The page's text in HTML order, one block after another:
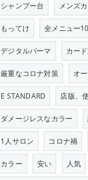
シャンプー台 メンズ
もってけ 全メニュー
デジタルパーマ カー
厳重なコロナ対策 オ
E STANDARD 店版、
ダメージレスなカラー
1人サロン コロナ禍
カラー 安い 人気